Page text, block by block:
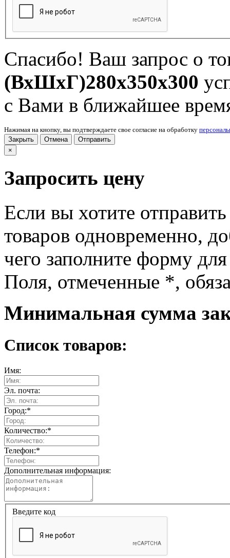
Спасибо! Ваш запрос о
(ВхШхГ)280x350x300
с Вами в ближайшее
Нажимая на кнопку, вы подтверждаете свое согласие на обработку
Закрыть
Отмена
Отправить
×
Запросить цену
Если вы хотите
товаров одновременно,
чего заполните форму
Поля, отмеченные *,
Минимальная сумма
Список товаров:
Имя:
Эл. почта:
Город:*
Количество:*
Телефон:*
Дополнительная информация:
Введите код